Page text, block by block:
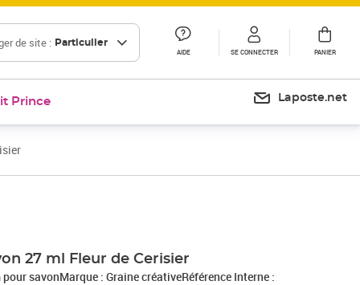
de site : Particulier
AIDE SE CONNECTER PANIER
Prince Laposte.net
27 ml Fleur de Cerisier
savonMarque : Graine créativeRéférence Interne :